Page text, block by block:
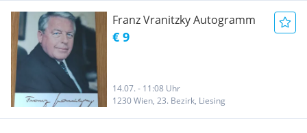
Franz Vranitzky Autogramm
€ 9
14.07. - 11:08 Uhr
1230 Wien, 23. Bezirk, Liesing